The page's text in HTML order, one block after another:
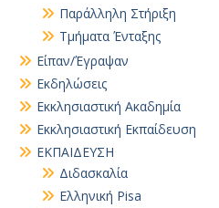
Παράλληλη Στήριξη
Τμήματα Ένταξης
Είπαν/Έγραψαν
Εκδηλώσεις
Εκκλησιαστική Ακαδημία
Εκκλησιαστική Εκπαίδευση
ΕΚΠΑΙΔΕΥΣΗ
Διδασκαλία
Ελληνική Pisa